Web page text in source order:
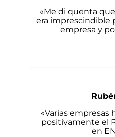
«Me di quenta
era imprescindible
empresa y
«Varias empresas
positivamente el
en